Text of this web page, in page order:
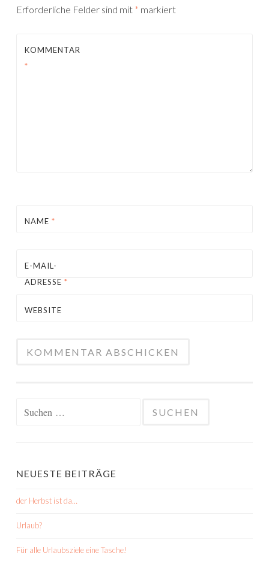
Erforderliche Felder sind mit * markiert
KOMMENTAR
*
NAME *
E-MAIL-
ADRESSE *
WEBSITE
NEUESTE BEITRÄGE
der Herbst ist da…
Urlaub?
Für alle Urlaubsziele eine Tasche!